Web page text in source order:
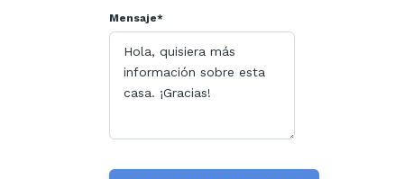
Mensaje*